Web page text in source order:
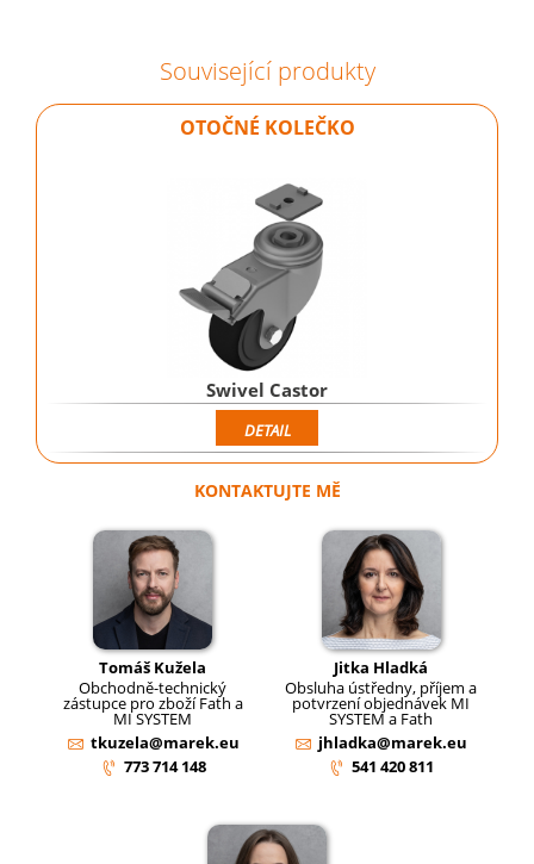
Související produkty
OTOČNÉ KOLEČKO
Swivel Castor
DETAIL
KONTAKTUJTE MĚ
Tomáš Kužela
Obchodně-technický
zástupce pro zboží Fath a
MI SYSTEM
tkuzela@marek.eu
773 714 148
Jitka Hladká
Obsluha ústředny, příjem a
potvrzení objednávek MI
SYSTEM a Fath
jhladka@marek.eu
541 420 811